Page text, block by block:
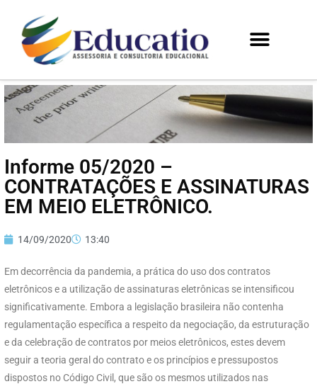
Informe 05/2020 –
CONTRATAÇÕES E ASSINATURAS
EM MEIO ELETRÔNICO.
14/09/2020 13:40
Em decorrência da pandemia, a prática do uso dos contratos
eletrônicos e a utilização de assinaturas eletrônicas se intensificou
significativamente. Embora a legislação brasileira não contenha
regulamentação específica a respeito da negociação, da estruturação
e da celebração de contratos por meios eletrônicos, estes devem
seguir a teoria geral do contrato e os princípios e pressupostos
dispostos no Código Civil, que são os mesmos utilizados nas